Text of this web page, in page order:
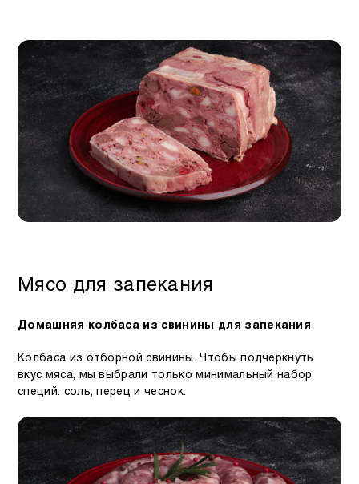
Мясо для запекания
Домашняя колбаса из свинины для запекания
Колбаса из отборной свинины. Чтобы подчеркнуть
вкус мяса, мы выбрали только минимальный набор
специй: соль, перец и чеснок.